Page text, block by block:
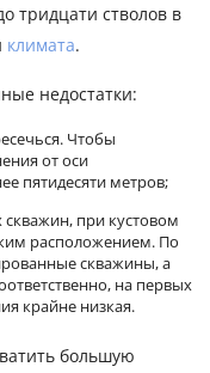
тридцати стволов в
климата.
недостатки:
Чтобы
от оси
пятидесяти метров;
при кустовом
расположением. По
скважины, а
на первых
крайне низкая.
большую